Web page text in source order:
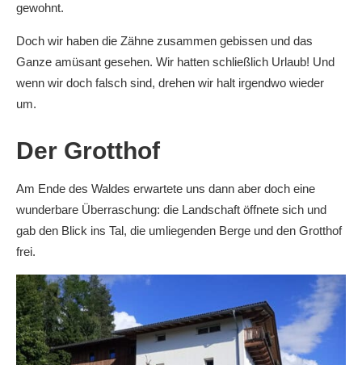
gewohnt.
Doch wir haben die Zähne zusammen gebissen und das
Ganze amüsant gesehen. Wir hatten schließlich Urlaub! Und
wenn wir doch falsch sind, drehen wir halt irgendwo wieder
um.
Der Grotthof
Am Ende des Waldes erwartete uns dann aber doch eine
wunderbare Überraschung: die Landschaft öffnete sich und
gab den Blick ins Tal, die umliegenden Berge und den Grotthof
frei.